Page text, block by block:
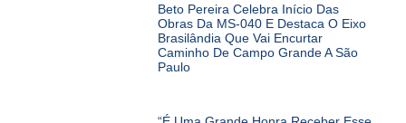
Beto Pereira Celebra Início Das
Obras Da MS-040 E Destaca O Eixo
Brasilândia Que Vai Encurtar
Caminho De Campo Grande A São
Paulo